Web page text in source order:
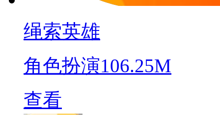
绳索英雄
角色扮演106.25M
查看